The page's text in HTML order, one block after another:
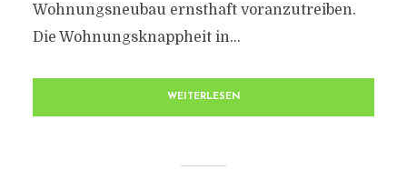
Wohnungsneubau ernsthaft voranzutreiben.
Die Wohnungsknappheit in...
WEITERLESEN